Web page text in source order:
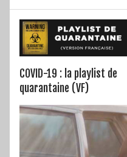
COVID-19 : la playlist de
quarantaine (VF)